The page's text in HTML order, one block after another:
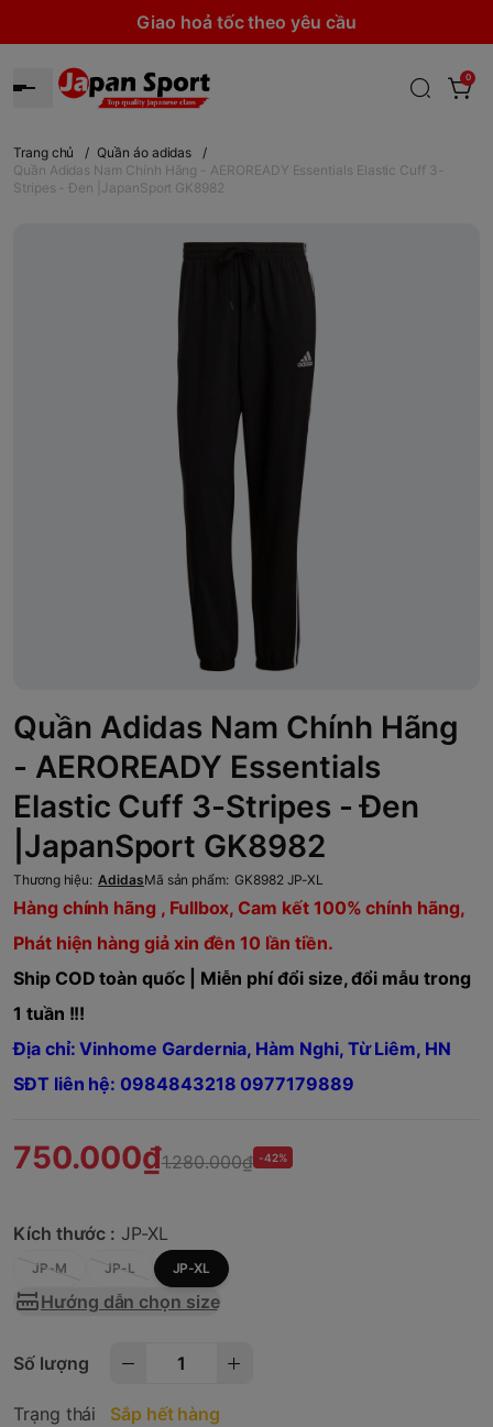
Giao hoả tốc theo yêu cầu
0
Trang chủ / Quần áo adidas
/
Quần Adidas Nam Chính Hãng - AEROREADY Essentials Elastic Cuff 3-
Stripes - Đen |JapanSport GK8982
Quần Adidas Nam Chính Hãng
- AEROREADY Essentials
Elastic Cuff 3-Stripes - Đen
|JapanSport GK8982
Thương hiệu: AdidasMã sản phẩm: GK8982 JP-XL
Hàng chính hãng , Fullbox, Cam kết 100% chính hãng,
Phát hiện hàng giả xin đền 10 lần tiền.
Ship COD toàn quốc | Miễn phí đổi size, đổi mẫu trong
1 tuần !!!
Địa chỉ: Vinhome Gardernia, Hàm Nghi, Từ Liêm, HN
SĐT liên hệ: 0984843218 0977179889
750.000₫1.280.000₫ -42%
Kích thước : JP-XL
JP-M JP-L JP-XL
Hướng dẫn chọn size
Số lượng
Trạng thái Sắp hết hàng